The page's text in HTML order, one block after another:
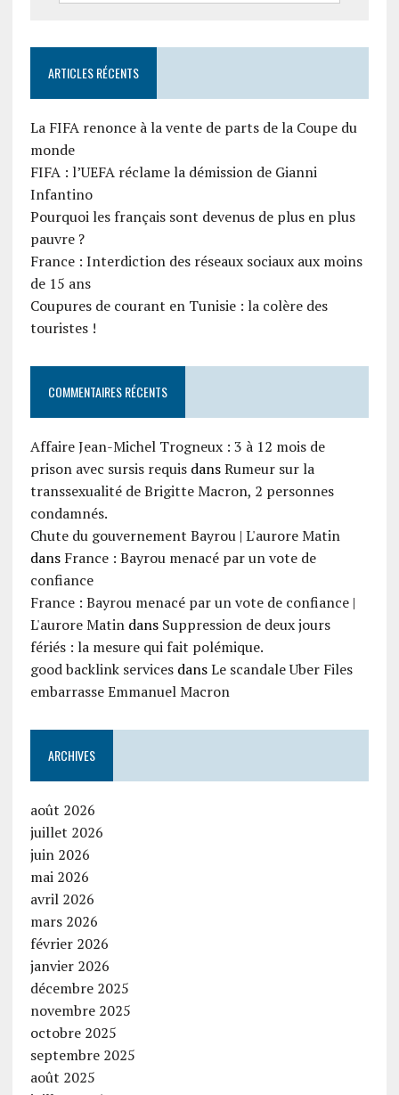
ARTICLES RÉCENTS
La FIFA renonce à la vente de parts de la Coupe du
monde
FIFA : l’UEFA réclame la démission de Gianni
Infantino
Pourquoi les français sont devenus de plus en plus
pauvre ?
France : Interdiction des réseaux sociaux aux moins
de 15 ans
Coupures de courant en Tunisie : la colère des
touristes !
COMMENTAIRES RÉCENTS
Affaire Jean-Michel Trogneux : 3 à 12 mois de
prison avec sursis requisdansRumeur sur la
transsexualité de Brigitte Macron, 2 personnes
condamnés.
Chute du gouvernement Bayrou | L'aurore Matin
dans France : Bayrou menacé par un vote de
confiance
France : Bayrou menacé par un vote de confiance |
L'aurore Matindans Suppression de deux jours
fériés : la mesure qui fait polémique.
good backlink servicesdansLe scandale Uber Files
embarrasse Emmanuel Macron
ARCHIVES
août 2026
juillet 2026
juin 2026
mai 2026
avril 2026
mars 2026
février 2026
janvier 2026
décembre 2025
novembre 2025
octobre 2025
septembre 2025
août 2025